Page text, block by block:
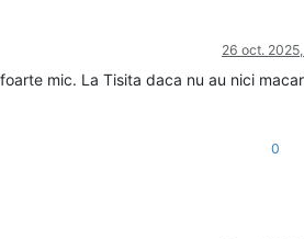
26 oct. 2025,
mic. La Tisita daca nu au nici
0